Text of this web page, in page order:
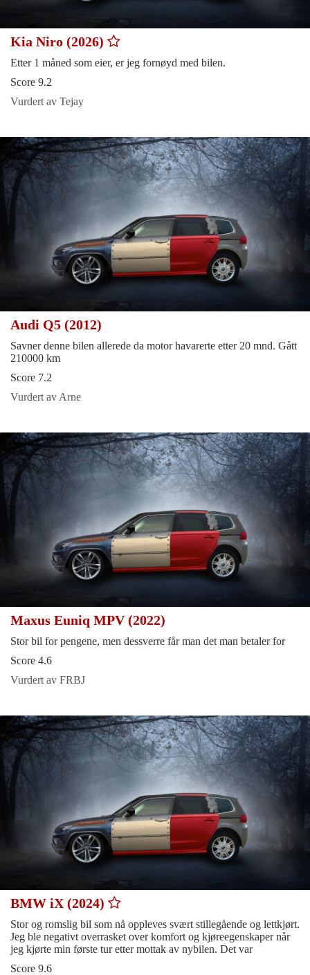
Kia Niro (2026)
Etter 1 måned som eier, er jeg fornøyd med bilen.
Score 9.2
Vurdert av Tejay
Audi Q5 (2012)
Savner denne bilen allerede da motor havarerte etter 20 mnd. Gått
210000 km
Score 7.2
Vurdert av Arne
Maxus Euniq MPV (2022)
Stor bil for pengene, men dessverre får man det man betaler for
Score 4.6
Vurdert av FRBJ
BMW iX (2024)
Stor og romslig bil som nå oppleves svært stillegående og lettkjørt.
Jeg ble negativt overrasket over komfort og kjøreegenskaper når
jeg kjørte min første tur etter mottak av nybilen. Det var
Score 9.6